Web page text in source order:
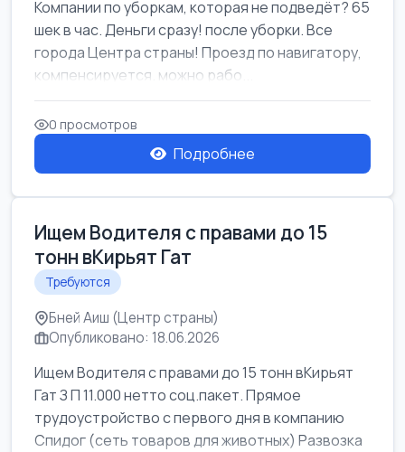
Компании по уборкам, которая не подведёт? 65
шек в час. Деньги сразу! после уборки. Все
города Центра страны! Проезд по навигатору,
компенсируется. можно рабо...
0 просмотров
Подробнее
Ищем Водителя с правами до 15
тонн вКирьят Гат
Требуются
Бней Аиш (Центр страны)
Опубликовано: 18.06.2026
Ищем Водителя с правами до 15 тонн вКирьят
Гат З П 11.000 нетто соц.пакет. Прямое
трудоустройство с первого дня в компанию
Спидог (сеть товаров для животных) Развозка